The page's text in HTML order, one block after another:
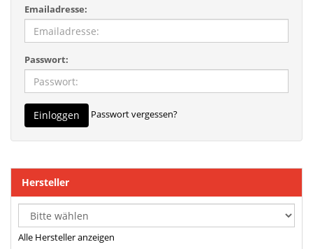
Emailadresse:
Passwort:
Einloggen Passwort vergessen?
Hersteller
Alle Hersteller anzeigen